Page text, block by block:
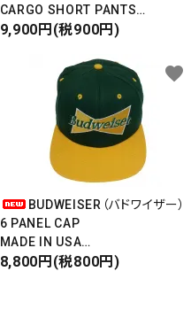
CARGO SHORT PANTS
カーゴショートパンツ
タイガーカモ
9,900円(税900円)
BUDWEISER（バドワイザー）
6 PANEL CAP
MADE IN USA
Front Design
8,800円(税800円)
favorite